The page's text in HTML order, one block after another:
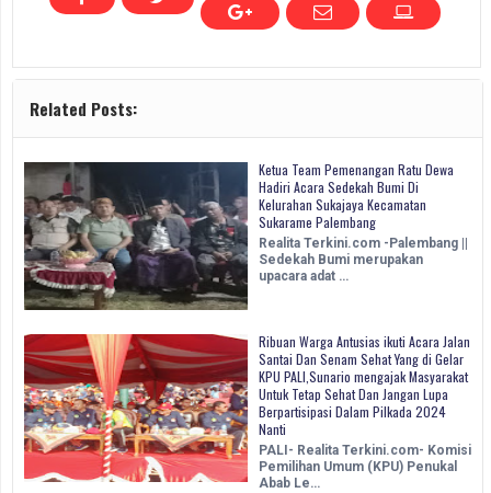
Related Posts:
Ketua Team Pemenangan Ratu Dewa
Hadiri Acara Sedekah Bumi Di
Kelurahan Sukajaya Kecamatan
Sukarame Palembang
Realita Terkini.com -Palembang ||
Sedekah Bumi merupakan
upacara adat …
Ribuan Warga Antusias ikuti Acara Jalan
Santai Dan Senam Sehat Yang di Gelar
KPU PALI,Sunario mengajak Masyarakat
Untuk Tetap Sehat Dan Jangan Lupa
Berpartisipasi Dalam Pilkada 2024
Nanti
PALI- Realita Terkini.com- Komisi
Pemilihan Umum (KPU) Penukal
Abab Le…